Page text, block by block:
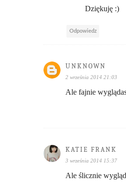
Dziękuję :)
Odpowiedz
UNKNOWN
2 września 2014 21:03
Ale fajnie
KATIE FRANK
3 września 2014 15:37
Ale ślicznie